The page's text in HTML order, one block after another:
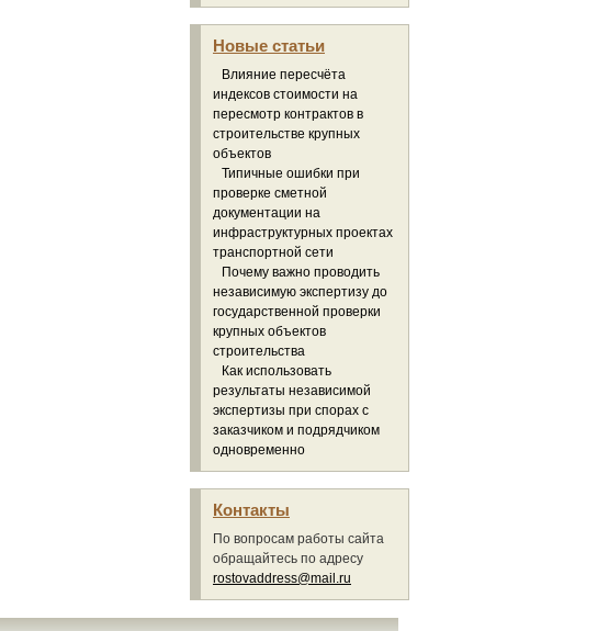
Новые статьи
Влияние пересчёта
индексов стоимости на
пересмотр контрактов в
строительстве крупных
объектов
Типичные ошибки при
проверке сметной
документации на
инфраструктурных проектах
транспортной сети
Почему важно проводить
независимую экспертизу до
государственной проверки
крупных объектов
строительства
Как использовать
результаты независимой
экспертизы при спорах с
заказчиком и подрядчиком
одновременно
Контакты
По вопросам работы сайта
обращайтесь по адресу
rostovaddress@mail.ru